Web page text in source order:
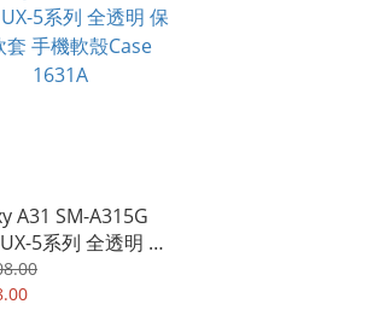
A31 SM-A315G
5系列 全透明 保
手機軟殼Case